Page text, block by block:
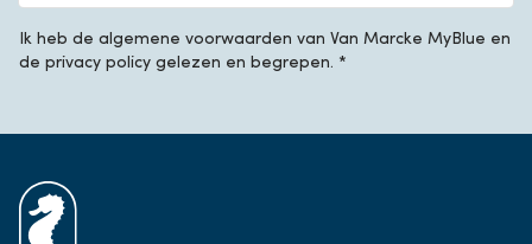
Ik heb de algemene voorwaarden van Van Marcke MyBlue en
de privacy policy gelezen en begrepen. *